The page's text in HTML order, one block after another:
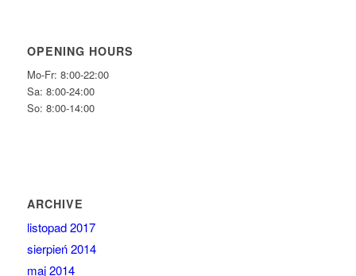
OPENING HOURS
Mo-Fr: 8:00-22:00
Sa: 8:00-24:00
So: 8:00-14:00
ARCHIVE
listopad 2017
sierpień 2014
maj 2014